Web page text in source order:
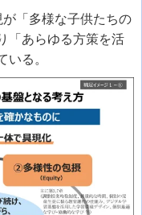
「多様な子供たちの
「あらゆる方策を活
いる。